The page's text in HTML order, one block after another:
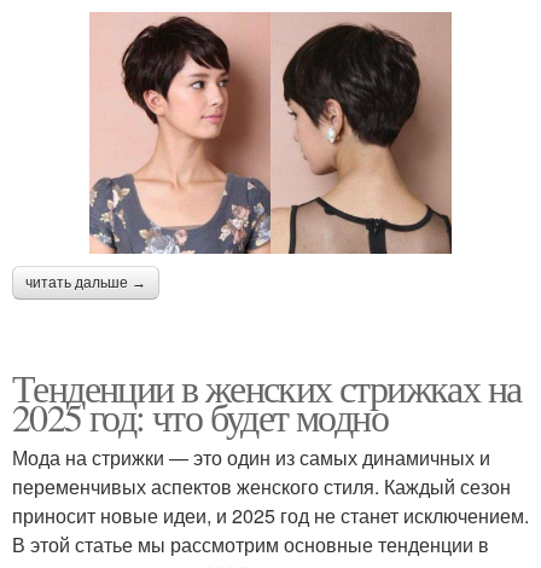
читать дальше →
Тенденции в женских стрижках на
2025 год: что будет модно
Мода на стрижки — это один из самых динамичных и
переменчивых аспектов женского стиля. Каждый сезон
приносит новые идеи, и 2025 год не станет исключением.
В этой статье мы рассмотрим основные тенденции в